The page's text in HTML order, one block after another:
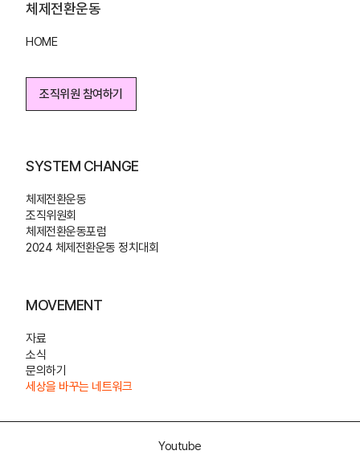
체제전환운동
HOME
조직위원 참여하기
SYSTEM CHANGE
체제전환운동
조직위원회
체제전환운동포럼
2024 체제전환운동 정치대회
MOVEMENT
자료
소식
문의하기
세상을 바꾸는 네트워크
Youtube